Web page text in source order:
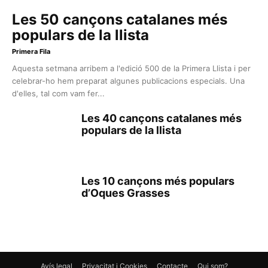
Les 50 cançons catalanes més
populars de la llista
Primera Fila
Aquesta setmana arribem a l'edició 500 de la Primera Llista i per
celebrar-ho hem preparat algunes publicacions especials. Una
d'elles, tal com vam fer...
Les 40 cançons catalanes més
populars de la llista
Les 10 cançons més populars
d’Oques Grasses
Avís legal Privacitat i Cookies Contacte Qui som?